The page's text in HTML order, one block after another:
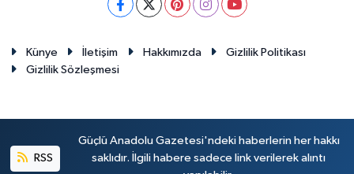
Künye İletişim Hakkımızda
Gizlilik Politikası
Gizlilik Sözleşmesi
RSS
Güçlü Anadolu Gazetesi'ndeki haberlerin her hakkı
saklıdır. İlgili habere sadece link verilerek alıntı